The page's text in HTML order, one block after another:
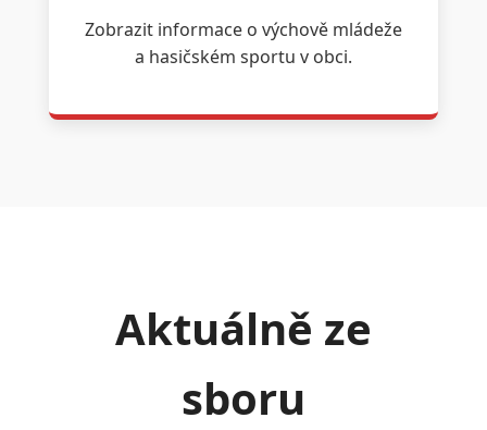
Zobrazit informace o výchově mládeže
a hasičském sportu v obci.
Aktuálně ze
sboru